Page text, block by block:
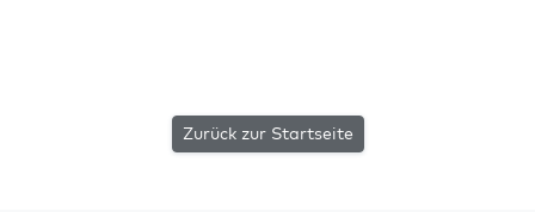
Zurück zur Startseite